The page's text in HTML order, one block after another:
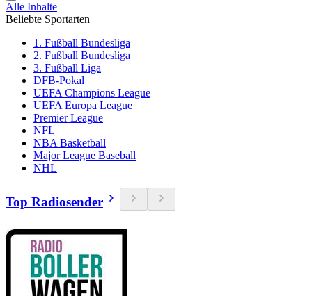
Alle Inhalte
Beliebte Sportarten
1. Fußball Bundesliga
2. Fußball Bundesliga
3. Fußball Liga
DFB-Pokal
UEFA Champions League
UEFA Europa League
Premier League
NFL
NBA Basketball
Major League Baseball
NHL
Top Radiosender